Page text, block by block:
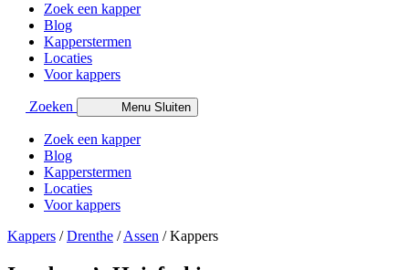
Zoek een kapper
Blog
Kapperstermen
Locaties
Voor kappers
Zoeken Menu Sluiten
Zoek een kapper
Blog
Kapperstermen
Locaties
Voor kappers
Kappers /Drenthe /Assen /Kappers